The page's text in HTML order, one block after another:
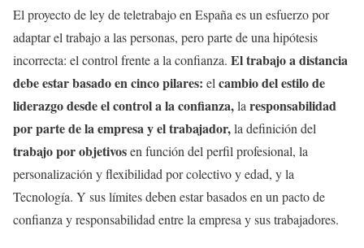
El proyecto de ley de teletrabajo en España es un esfuerzo por
adaptar el trabajo a las personas, pero parte de una hipótesis
incorrecta: el control frente a la confianza. El trabajo a distancia
debe estar basado en cinco pilares: el cambio del estilo de
liderazgo desde el control a la confianza,la responsabilidad
por parte de la empresa y el trabajador,la definición del
trabajo por objetivosen función del perfil profesional, la
personalización y flexibilidad por colectivo y edad, y la
Tecnología. Y sus límites deben estar basados en un pacto de
confianza y responsabilidad entre la empresa y sus trabajadores.